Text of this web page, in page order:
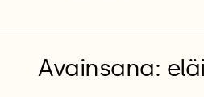
Avainsana: